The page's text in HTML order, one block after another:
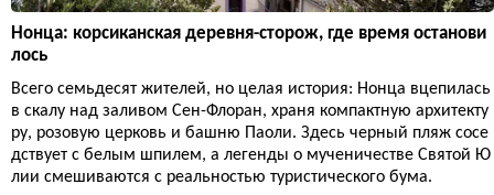
Нонца: корсиканская деревня-сторож, где время останови
лось
Всего семьдесят жителей, но целая история: Нонца вцепилась
в скалу над заливом Сен-Флоран, храня компактную архитекту
ру, розовую церковь и башню Паоли. Здесь черный пляж сосе
дствует с белым шпилем, а легенды о мученичестве Святой Ю
лии смешиваются с реальностью туристического бума.